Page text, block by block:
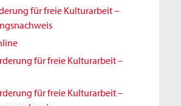
für freie Kulturarbeit –
für freie Kulturarbeit –
für freie Kulturarbeit –